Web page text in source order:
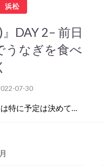
浜松
DAY 2– 前日
うなぎを食べ
07-30
特に予定は決めて…